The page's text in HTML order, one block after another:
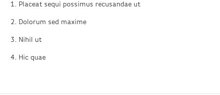
Placeat sequi possimus recusandae ut
Dolorum sed maxime
Nihil ut
Hic quae